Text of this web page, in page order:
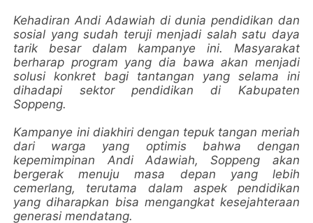
Kehadiran Andi Adawiah di dunia pendidikan dan
sosial yang sudah teruji menjadi salah satu daya
tarik besar dalam kampanye ini. Masyarakat
berharap program yang dia bawa akan menjadi
solusi konkret bagi tantangan yang selama ini
dihadapi sektor pendidikan di Kabupaten
Soppeng.
Kampanye ini diakhiri dengan tepuk tangan meriah
dari warga yang optimis bahwa dengan
kepemimpinan Andi Adawiah, Soppeng akan
bergerak menuju masa depan yang lebih
cemerlang, terutama dalam aspek pendidikan
yang diharapkan bisa mengangkat kesejahteraan
generasi mendatang.